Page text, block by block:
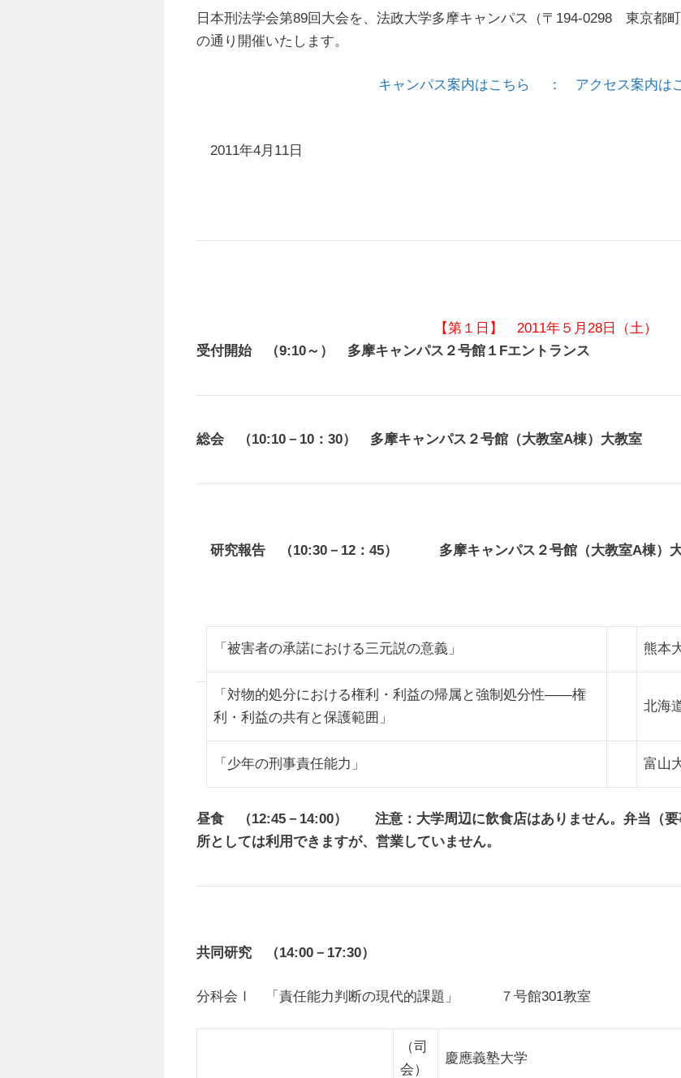
日本刑法学会第89回大会を、法政大学多摩キャンパス（〒194-0298 東京都
の通り開催いたします。
キャンパス案内はこちら ： アクセス案内は
2011年4月11日
【第１日】 2011年５月28日（土）
受付開始 （9:10～）
多摩キャンパス２号館１Fエントランス
総会 （10:10－10：30） 多摩キャンパス２号館（大教室A棟）大教室
研究報告 （10:30－12：45） 多摩キャンパス２号館（大教室A棟）
「被害者の承諾における三元説の意義」 熊本
「対物的処分における権利・利益の帰属と強制処分性――権
利・利益の共有と保護範囲」
北海
「少年の刑事責任能力」 富山
昼食 （12:45－14:00） 注意：大学周辺に飲食店はありません。弁当（要
所としては利用できますが、営業していません。
共同研究 （14:00－17:30）
分科会Ⅰ 「責任能力判断の現代的課題」 ７号館301教室
（司
会）
慶應義塾大学